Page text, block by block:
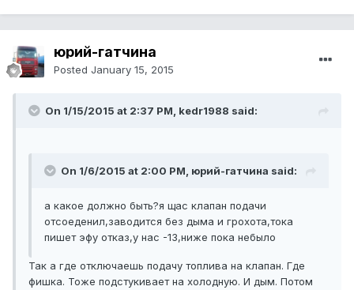
юрий-гатчина
Posted January 15, 2015
On 1/15/2015 at 2:37 PM, kedr1988 said:
On 1/6/2015 at 2:00 PM, юрий-гатчина said:
а какое должно быть?я щас клапан подачи
отсоеденил,заводится без дыма и грохота,тока
пишет эфу отказ,у нас -13,ниже пока небыло
Так а где отключаешь подачу топлива на клапан. Где
фишка. Тоже подстукивает на холодную. И дым. Потом